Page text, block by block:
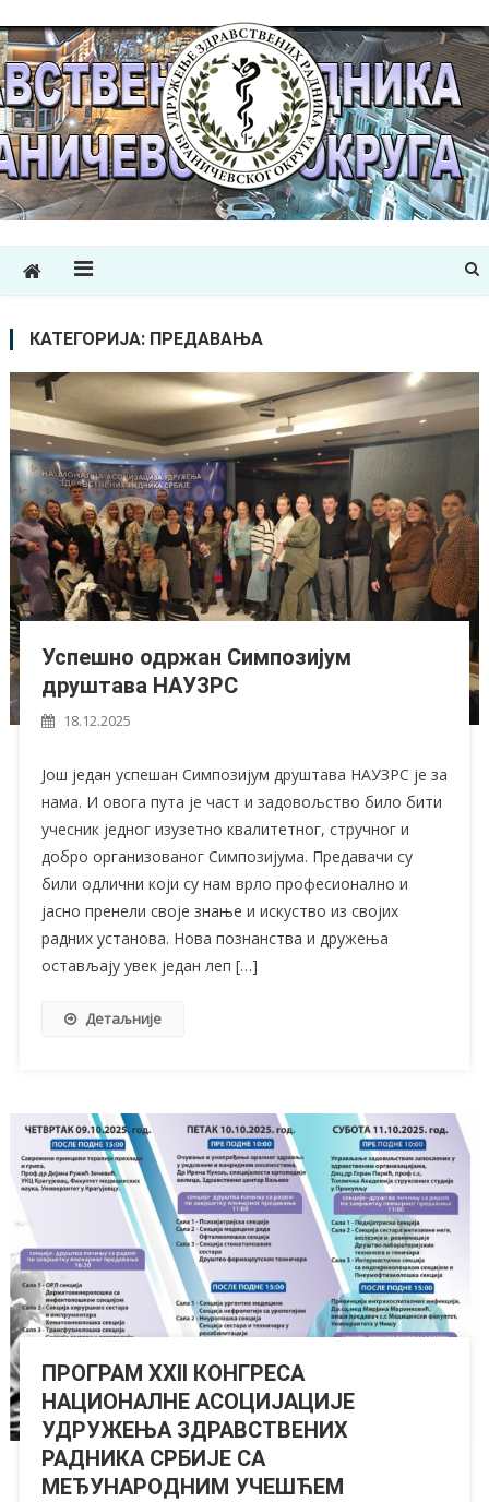
УЗРБРО
Удружење здравствених радника Браничевског округа
КАТЕГОРИЈА: ПРЕДАВАЊА
Успешно одржан Симпозијум
друштава НАУЗРС
18.12.2025
Још један успешан Симпозијум друштава НАУЗРС је за
нама. И овога пута је част и задовољство било бити
учесник једног изузетно квалитетног, стручног и
добро организованог Симпозијума. Предавачи су
били одлични који су нам врло професионално и
јасно пренели своје знање и искуство из својих
радних установа. Нова познанства и дружења
остављају увек један леп […]
Детаљније
ПРОГРАМ XXII КОНГРЕСА
НАЦИОНАЛНЕ АСОЦИЈАЦИЈЕ
УДРУЖЕЊА ЗДРАВСТВЕНИХ
РАДНИКА СРБИЈЕ СА
МЕЂУНАРОДНИМ УЧЕШЋЕМ